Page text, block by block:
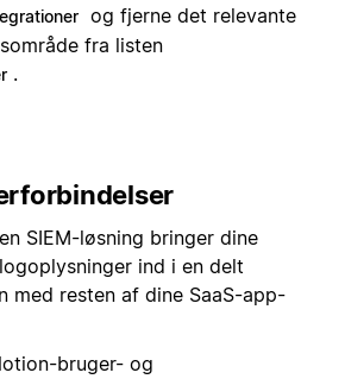
og fjerne det relevante
fra listen
.
SIEM-løsning bringer dine
ind i en delt
med resten af dine SaaS-app-
bruger- og